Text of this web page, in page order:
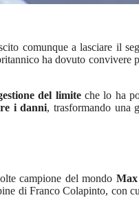
comunque a lasciare il
ha dovuto convivere
del limiteche lo ha
i danni, trasformando una
campione del mondoMax
di Franco Colapinto, con